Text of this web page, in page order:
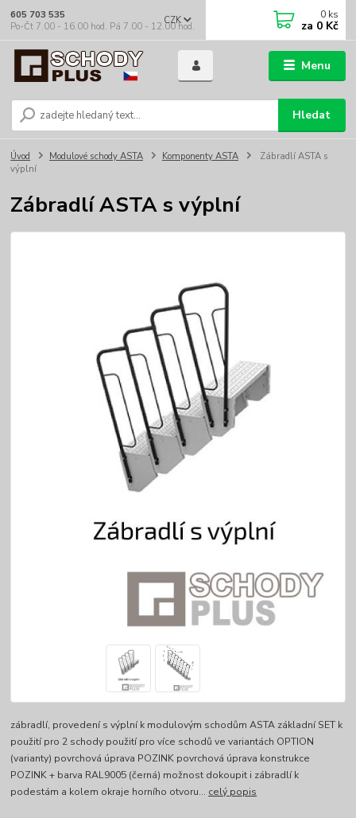
Menu
CZK
Hledat
605 703 535
Po-Čt 7.00 - 16.00 hod. Pá 7.00 - 12.00 hod.
0 ks
za 0 Kč
Úvod Modulové schody ASTA Komponenty ASTA
Zábradlí ASTA s
výplní
Zábradlí ASTA s výplní
zábradlí, provedení s výplní k modulovým schodům ASTA základní SET k
použití pro 2 schody použití pro více schodů ve variantách OPTION
(varianty) povrchová úprava POZINK povrchová úprava konstrukce
POZINK + barva RAL9005 (černá) možnost dokoupit i zábradlí k
podestám a kolem okraje horního otvoru... celý popis